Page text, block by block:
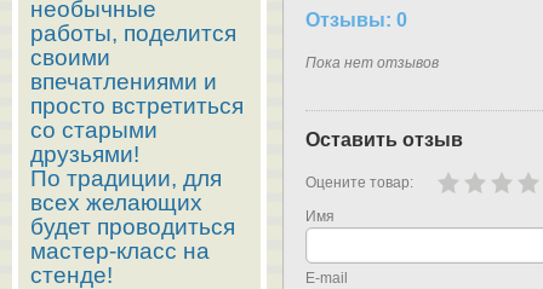
Отзывы: 0
Пока нет отзывов
Оставить отзыв
Оцените товар:
Имя
E-mail
необычные
работы, поделится
своими
впечатлениями и
просто встретиться
со старыми
друзьями!
По традиции, для
всех желающих
будет проводиться
мастер-класс на
стенде!